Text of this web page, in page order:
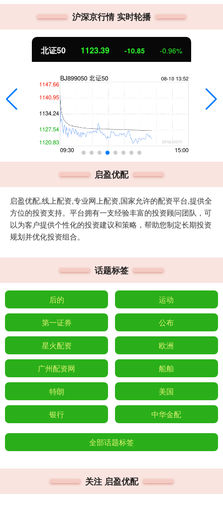
沪深京行情 实时轮播
北证50 1123.39 -10.85 -0.96%
启盈优配
启盈优配,线上配资,专业网上配资,国家允许的配资平台,提供全
方位的投资支持。平台拥有一支经验丰富的投资顾问团队，可
以为客户提供个性化的投资建议和策略，帮助您制定长期投资
规划并优化投资组合。
话题标签
后的 运动
第一证券 公布
星火配资 欧洲
广州配资网 船舶
特朗 美国
银行 中华金配
全部话题标签
关注 启盈优配